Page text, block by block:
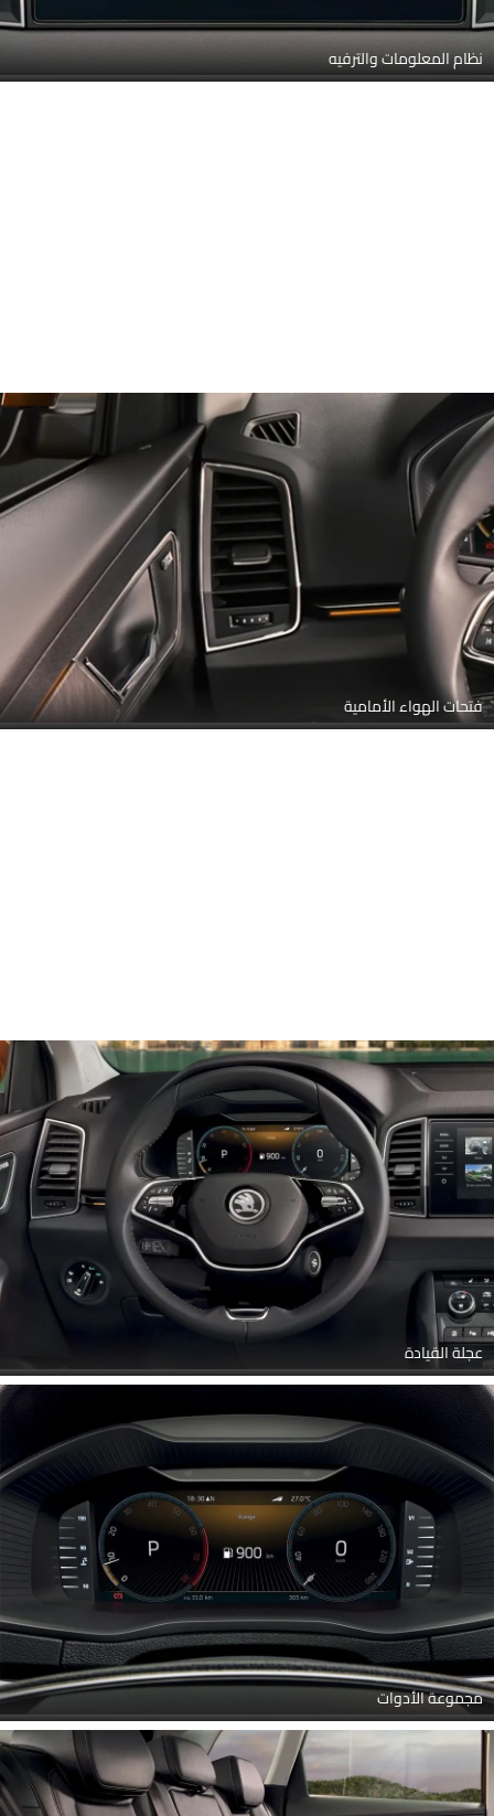
نظام المعلومات والترفيه
فتحات الهواء الأمامية
عجلة القيادة
مجموعة الأدوات